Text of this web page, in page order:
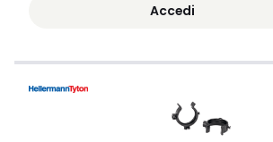
Accedi